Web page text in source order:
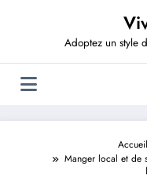
Adoptez un style
Accueil
Manger local et de